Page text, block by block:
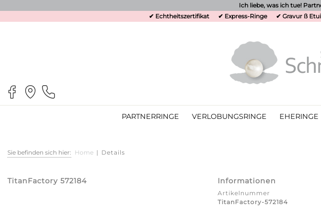
Ich liebe, was ich tue!
✔ Echtheitszertifikat
✔ Express-Ringe ✔ Gravur ß
PARTNERRINGE VERLOBUNGSRINGE EHERINGE
Sie befinden sich hier: Home | Details
TitanFactory 572184 Informationen
Artikelnummer
TitanFactory-572184